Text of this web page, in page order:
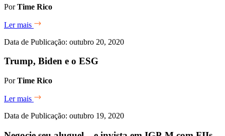
PorTime Rico
Ler mais
Data de Publicação: outubro 20, 2020
Trump, Biden e o ESG
PorTime Rico
Ler mais
Data de Publicação: outubro 19, 2020